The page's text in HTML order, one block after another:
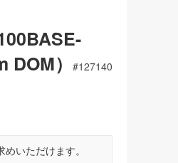
）
#127140
いただけます。